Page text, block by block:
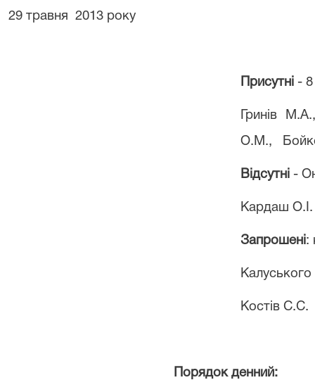
29 травня 2013 року
Присутні -
Гринів
О.М.,
Відсутні -
Кардаш О.І.
Запрошені:
Костів С.С.
Порядок денний: